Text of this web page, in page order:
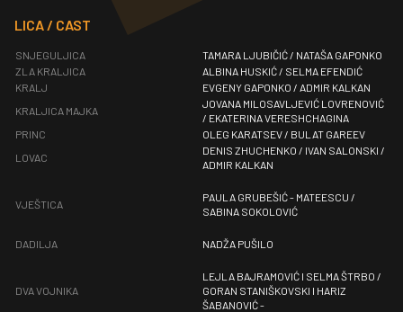
LICA / CAST
SNJEGULJICA
TAMARA LJUBIČIĆ / NATAŠA GAPONKO
ZLA KRALJICA
ALBINA HUSKIĆ / SELMA EFENDIĆ
KRALJ
EVGENY GAPONKO / ADMIR KALKAN
KRALJICA MAJKA
JOVANA MILOSAVLJEVIĆ LOVRENOVIĆ
/ EKATERINA VERESHCHAGINA
PRINC
OLEG KARATSEV / BULAT GAREEV
LOVAC
DENIS ZHUCHENKO / IVAN SALONSKI /
ADMIR KALKAN
VJEŠTICA
PAULA GRUBEŠIĆ - MATEESCU /
SABINA SOKOLOVIĆ
DADILJA NADŽA PUŠILO
DVA VOJNIKA
LEJLA BAJRAMOVIĆ I SELMA ŠTRBO /
GORAN STANIŠKOVSKI I HARIZ
ŠABANOVIĆ -